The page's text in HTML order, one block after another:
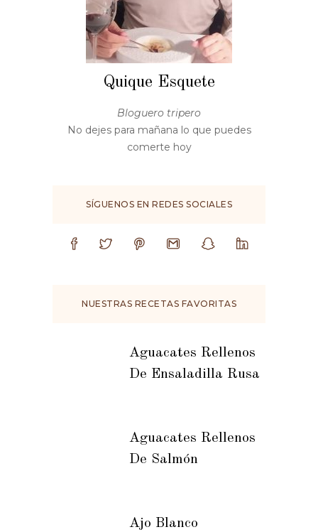
Quique Esquete
Bloguero tripero
No dejes para mañana lo que puedes
comerte hoy
SÍGUENOS EN REDES SOCIALES
NUESTRAS RECETAS FAVORITAS
Aguacates Rellenos
De Ensaladilla Rusa
Aguacates Rellenos
De Salmón
Ajo Blanco